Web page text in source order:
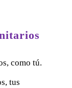
como tú.
tus